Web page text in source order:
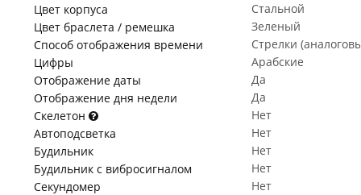
Цвет корпуса
Стальной
Цвет браслета / ремешка
Зеленый
Способ отображения времени
Стрелки
Цифры
Арабские
Отображение даты
Да
Отображение дня недели
Да
Скелетон
Нет
Автоподсветка
Нет
Будильник
Нет
Будильник с вибросигналом
Нет
Секундомер
Нет